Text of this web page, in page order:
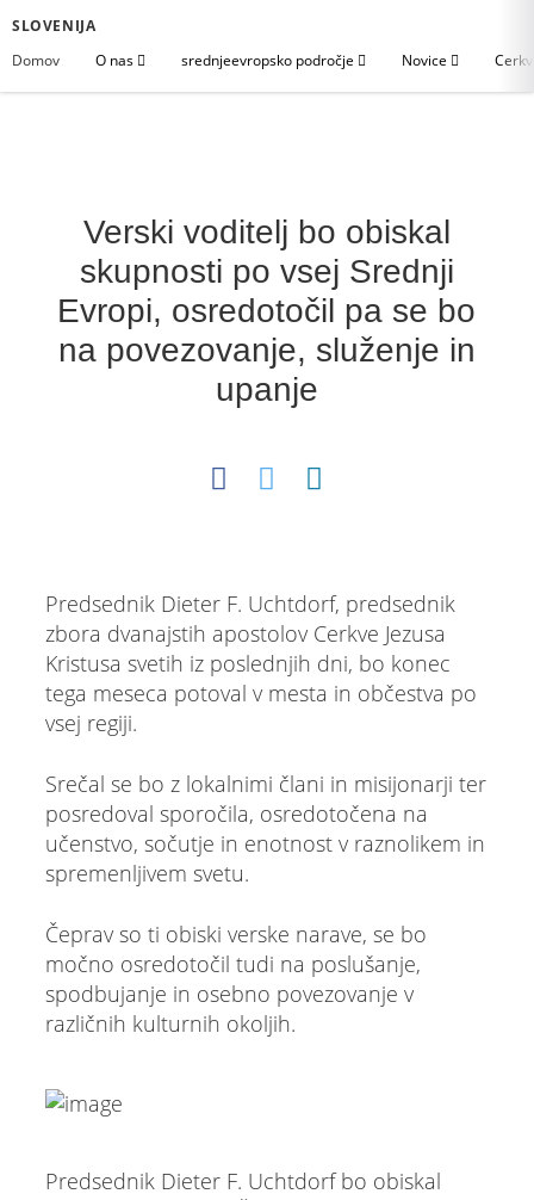
SLOVENIJA
Domov
O nas srednjeevropsko področje Novice
Verski voditelj bo obiskal
skupnosti po vsej Srednji
Evropi, osredotočil pa se bo
na povezovanje, služenje in
upanje
Predsednik Dieter F. Uchtdorf, predsednik
zbora dvanajstih apostolov Cerkve Jezusa
Kristusa svetih iz poslednjih dni, bo konec
tega meseca potoval v mesta in občestva po
vsej regiji.
Srečal se bo z lokalnimi člani in misijonarji ter
posredoval sporočila, osredotočena na
učenstvo, sočutje in enotnost v raznolikem in
spremenljivem svetu.
Čeprav so ti obiski verske narave, se bo
močno osredotočil tudi na poslušanje,
spodbujanje in osebno povezovanje v
različnih kulturnih okoljih.
Predsednik Dieter F. Uchtdorf bo obiskal